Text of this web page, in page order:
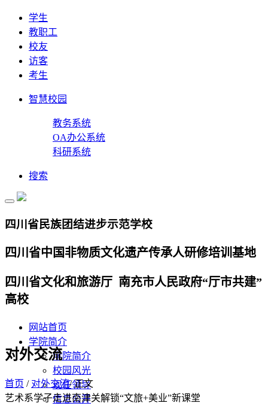
学生
教职工
校友
访客
考生
智慧校园
教务系统
OA办公系统
科研系统
搜索
四川省民族团结进步示范学校
四川省中国非物质文化遗产传承人研修培训基地
四川省文化和旅游厅 南充市人民政府“厅市共建”
高校
网站首页
学院简介
学院简介
校园风光
现任领导
信息公开
对外交流
首页 / 对外交流/ 正文
艺术系学子走进南津关解锁“文旅+美业”新课堂